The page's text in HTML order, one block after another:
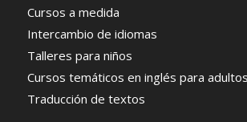
Cursos a medida
Intercambio de idiomas
Talleres para niños
Cursos temáticos en inglés para adultos
Traducción de textos